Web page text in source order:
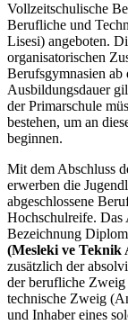
Vollzeitschulische
Berufliche und
Lisesi) angeboten.
organisatorischen
Berufsgymnasien
Ausbildungsdauer
der Primarschule
bestehen, um an
beginnen.
Mit dem Abschluss
erwerben die
abgeschlossene
Hochschulreife. Das
Bezeichnung
(Mesleki ve Teknik
zusätzlich der
der berufliche Zweig
technische Zweig
und Inhaber eines